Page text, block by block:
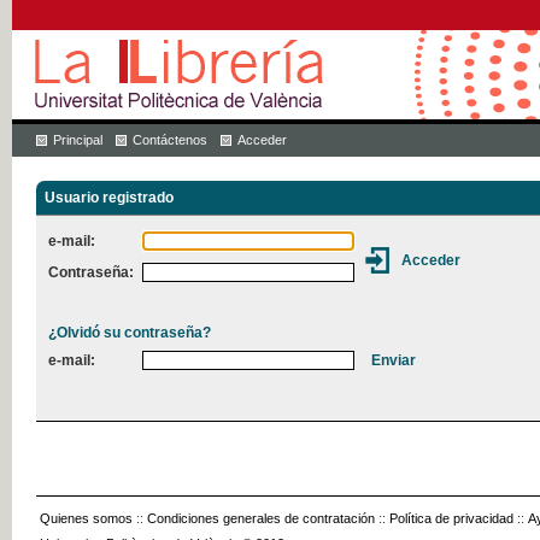
Principal Contáctenos Acceder
Usuario registrado
e-mail:
Contraseña:
¿Olvidó su contraseña?
e-mail:
Quienes somos :: Condiciones generales de contratación :: Política de privacidad ::